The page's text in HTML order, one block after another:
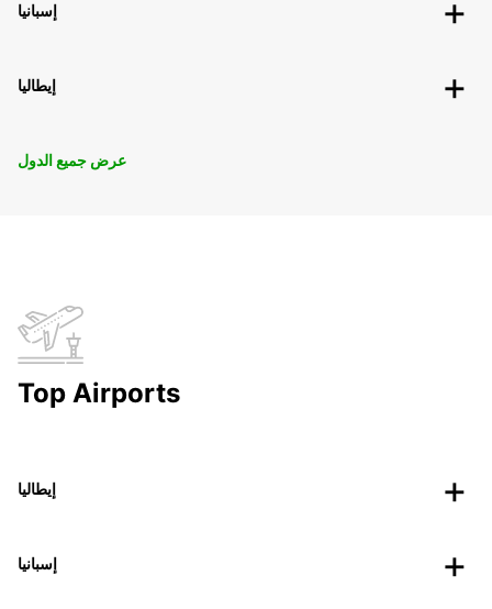
إسبانيا
إيطاليا
عرض جميع الدول
Top Airports
إيطاليا
إسبانيا